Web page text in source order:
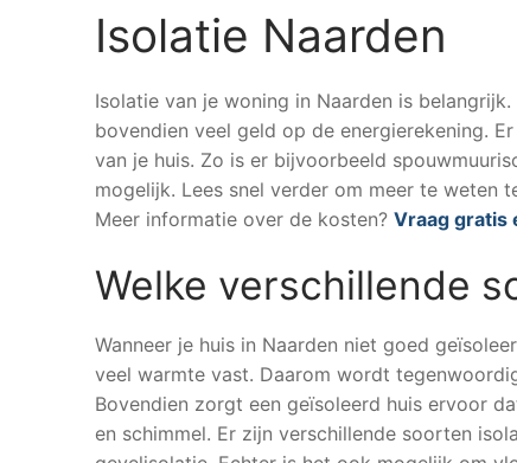
Isolatie Naarden
Isolatie van je woning in Naarden is
bovendien veel geld op de energierekening.
van je huis. Zo is er bijvoorbeeld
mogelijk. Lees snel verder om meer te weten
Meer informatie over de kosten? Vraag gratis
Welke verschillende
Wanneer je huis in Naarden niet goed
veel warmte vast. Daarom wordt
Bovendien zorgt een geïsoleerd huis ervoor
en schimmel. Er zijn verschillende soorten